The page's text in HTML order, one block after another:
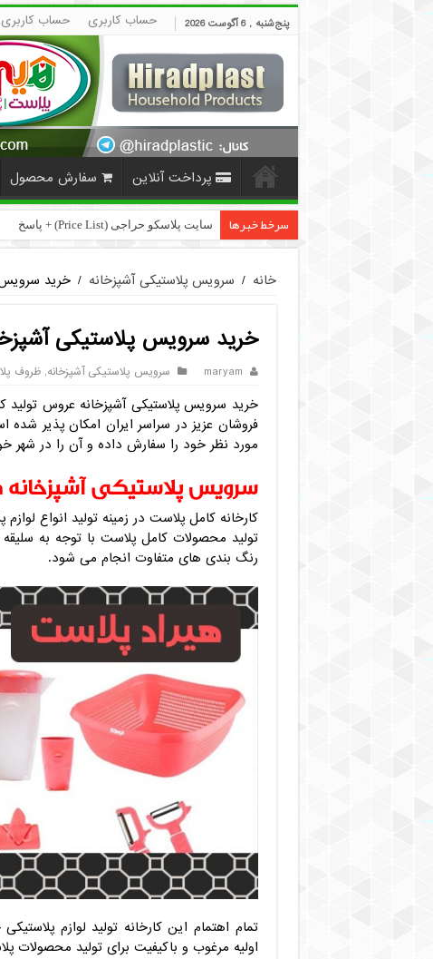
پنج‌شنبه , 6 آگوست 2026 حساب کاربری حساب کاربری
پرداخت آنلاین سفارش محصول
سرخط خبرها سایت پلاسکو حراجی (Price List) + پاسخ به سوالات متداول
خانه / سرویس پلاستیکی آشپزخانه / خرید
خرید سرویس پلاستیکی
maryam سرویس پلاستیکی آشپزخانه,ظروف
خرید سرویس پلاستیکی آشپزخانه عروس تولید
فروشان عزیز در سراسر ایران امکان پذیر
مورد نظر خود را سفارش داده و آن را در شهر
سرویس پلاستیکی
کارخانه کامل پلاست در زمینه تولید انواع
تولید محصولات کامل پلاست با توجه به
رنگ بندی های متفاوت انجام می شود.
تمام اهتمام این کارخانه تولید لوازم
اولیه مرغوب و باکیفیت برای تولید محصولات